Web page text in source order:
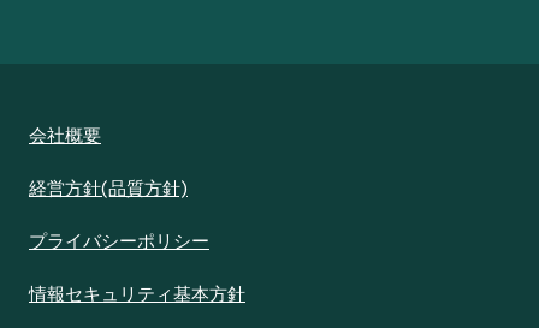
会社概要
経営方針(品質方針)
プライバシーポリシー
情報セキュリティ基本方針